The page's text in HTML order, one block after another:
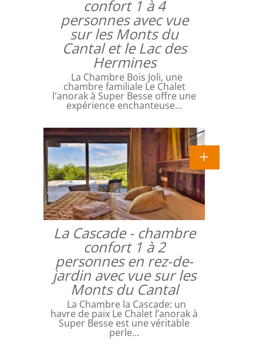
confort 1 à 4
personnes avec vue
sur les Monts du
Cantal et le Lac des
Hermines
La Chambre Bois Joli, une
chambre familiale Le Chalet
l'anorak à Super Besse offre une
expérience enchanteuse…
La Cascade - chambre
confort 1 à 2
personnes en rez-de-
jardin avec vue sur les
Monts du Cantal
La Chambre la Cascade: un
havre de paix Le Chalet l’anorak à
Super Besse est une véritable
perle…